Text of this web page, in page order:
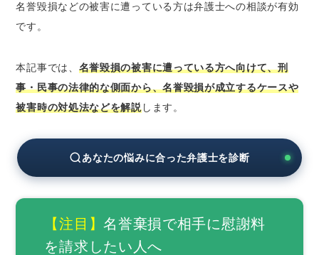
名誉毀損などの被害に遭っている方は弁護士への相談が有効
です。
本記事では、 名誉毀損の被害に遭っている方へ向けて、刑
事・民事の法律的な側面から、名誉毀損が成立するケースや
被害時の対処法などを解説します。
あなたの悩みに合った弁護士を診断
【注目】名誉棄損で相手に慰謝料
を請求したい人へ